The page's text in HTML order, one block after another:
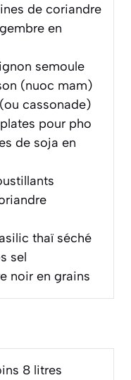
de coriandre
en
semoule
(nuoc mam)
cassonade)
pour pho
de soja en
thaï séché
sel
noir en grains
8 litres